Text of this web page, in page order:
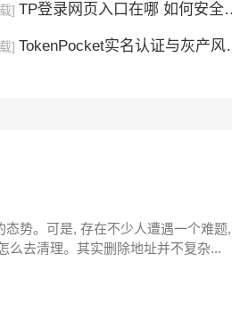
] TP登录网页入口在哪 如何安全快速登陆平台
] TokenPocket实名认证与灰产风险全解析
势。可是, 存在不少人遭遇一个难题,
么去清理。其实删除地址并不复杂...